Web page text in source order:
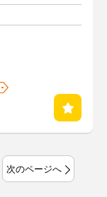
次のページへ